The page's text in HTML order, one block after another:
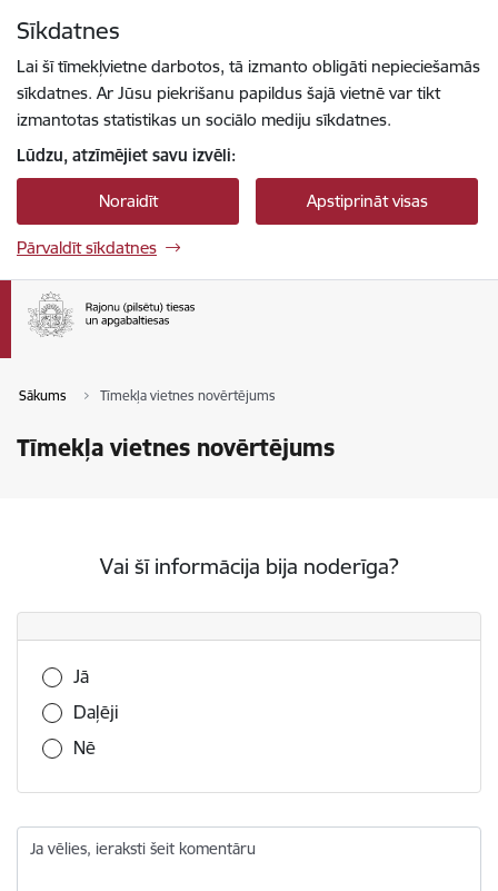
Sīkdatnes
Lai šī tīmekļvietne darbotos, tā izmanto obligāti nepieciešamās
sīkdatnes. Ar Jūsu piekrišanu papildus šajā vietnē var tikt
izmantotas statistikas un sociālo mediju sīkdatnes.
Lūdzu, atzīmējiet savu izvēli:
Noraidīt Apstiprināt visas
Pārvaldīt sīkdatnes
Sākums Tīmekļa vietnes novērtējums
Tīmekļa vietnes novērtējums
Vai šī informācija bija noderīga?
Vai šī informācija bija noderīga?
Jā
Daļēji
Nē
Ja vēlies, ieraksti šeit komentāru